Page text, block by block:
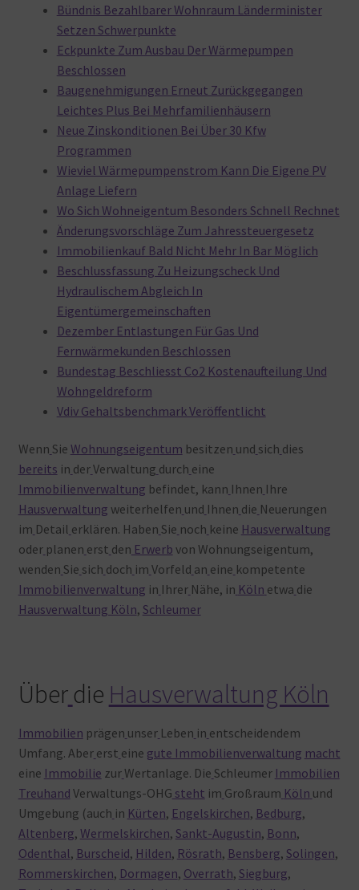
Bündnis Bezahlbarer Wohnraum Länderminister
Setzen Schwerpunkte
Eckpunkte Zum Ausbau Der Wärmepumpen
Beschlossen
Baugenehmigungen Erneut Zurückgegangen
Leichtes Plus Bei Mehrfamilienhäusern
Neue Zinskonditionen Bei Über 30 Kfw
Programmen
Wieviel Wärmepumpenstrom Kann Die Eigene PV
Anlage Liefern
Wo Sich Wohneigentum Besonders Schnell Rechnet
Änderungsvorschläge Zum Jahressteuergesetz
Immobilienkauf Bald Nicht Mehr In Bar Möglich
Beschlussfassung Zu Heizungscheck Und
Hydraulischem Abgleich In
Eigentümergemeinschaften
Dezember Entlastungen Für Gas Und
Fernwärmekunden Beschlossen
Bundestag Beschliesst Co2 Kostenaufteilung Und
Wohngeldreform
Vdiv Gehaltsbenchmark Veröffentlicht
Wenn Sie Wohnungseigentum besitzen und sich dies
bereits in derVerwaltung durch eine
Immobilienverwaltung befindet, kann Ihnen Ihre
Hausverwaltung weiterhelfen und Ihnen die Neuerungen
im Detail erklären. Haben Sie noch keine Hausverwaltung
oder planen erst den Erwerb von Wohnungseigentum,
wenden Sie sich doch im Vorfeld an eine kompetente
Immobilienverwaltung in Ihrer Nähe, in Köln etwa die
Hausverwaltung Köln, Schleumer
Über die Hausverwaltung Köln
Immobilien prägen unser Leben in entscheidendem
Umfang. Aber erst eine gute Immobilienverwaltung macht
eine Immobilie zur Wertanlage. Die Schleumer Immobilien
Treuhand Verwaltungs-OHG steht im Großraum Köln und
Umgebung (auch in Kürten, Engelskirchen, Bedburg,
Altenberg, Wermelskirchen, Sankt-Augustin, Bonn,
Odenthal, Burscheid, Hilden, Rösrath, Bensberg, Solingen,
Rommerskirchen, Dormagen, Overrath, Siegburg,